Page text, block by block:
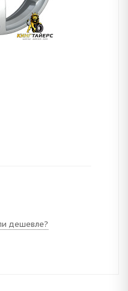
дешевле?